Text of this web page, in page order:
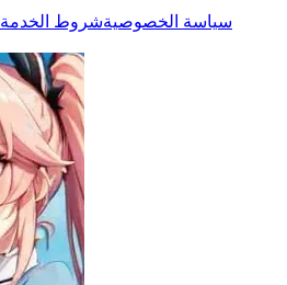
سياسة الخصوصيةشروط الخدمة